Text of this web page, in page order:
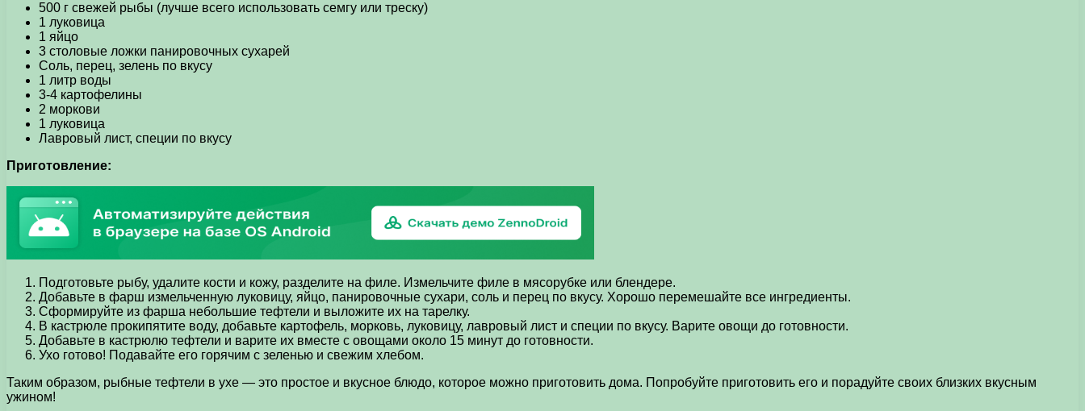
500 г свежей рыбы (лучше всего использовать семгу или треску)
1 луковица
1 яйцо
3 столовые ложки панировочных сухарей
Соль, перец, зелень по вкусу
1 литр воды
3-4 картофелины
2 моркови
1 луковица
Лавровый лист, специи по вкусу
Приготовление:
Подготовьте рыбу, удалите кости и кожу, разделите на филе. Измельчите филе в мясорубке или блендере.
Добавьте в фарш измельченную луковицу, яйцо, панировочные сухари, соль и перец по вкусу. Хорошо перемешайте все ингредиенты.
Сформируйте из фарша небольшие тефтели и выложите их на тарелку.
В кастрюле прокипятите воду, добавьте картофель, морковь, луковицу, лавровый лист и специи по вкусу. Варите овощи до готовности.
Добавьте в кастрюлю тефтели и варите их вместе с овощами около 15 минут до готовности.
Ухо готово! Подавайте его горячим с зеленью и свежим хлебом.
Таким образом, рыбные тефтели в ухе — это простое и вкусное блюдо, которое можно приготовить дома. Попробуйте приготовить его и порадуйте своих близких вкусным
ужином!